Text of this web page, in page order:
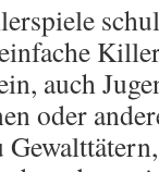
auch
oder